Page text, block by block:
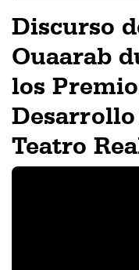
Discurso
Ouaarab
los
Desarrollo
Teatro